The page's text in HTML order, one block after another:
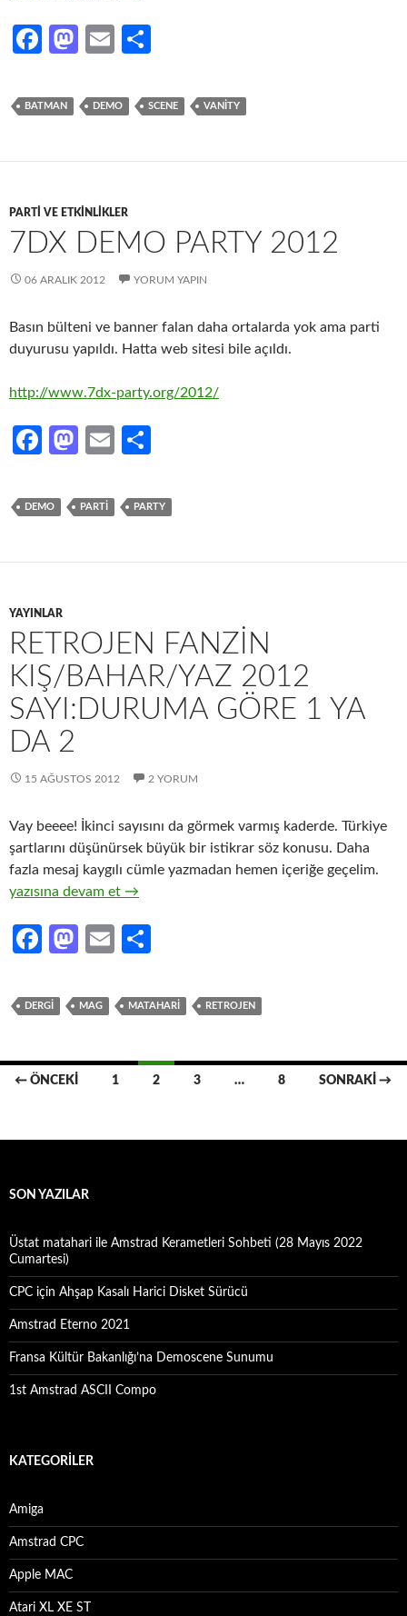
Fa
b
o
M
to
o
E
ail ar
BATMAN DEMO SCENE VANITY
PARTI VE ETKINLIKLER
7DX DEMO PARTY 2012
06 ARALIK 2012 YORUM YAPIN
Basın bülteni ve banner falan daha ortalarda yok ama parti
duyurusu yapıldı. Hatta web sitesi bile açıldı.
http://www.7dx-party.org/2012/
Fa
b
o
M
to
o
E
ail ar
DEMO PARTI PARTY
YAYINLAR
RETROJEN FANZIN
KIŞ/BAHAR/YAZ 2012
SAYI:DURUMA GÖRE 1 YA
DA 2
15 AĞUSTOS 2012 2 YORUM
Vay beeee! İkinci sayısını da görmek varmış kaderde. Türkiye
şartlarını düşünürsek büyük bir istikrar söz konusu. Daha
fazla mesaj kaygılı cümle yazmadan hemen içeriğe geçelim.
Retrojen Fanzin Kış/Bahar/Yaz 2012 Sayı:Duruma göre 1 ya da
yazısına devam et →
Fa
b
o
k
M
to
o
E
ail ar
DERGI MAG MATAHARI RETROJEN
Yazı
← ÖNCEKI 1 2 3 … 8 SONRAKI →
SON YAZILAR
Üstat matahari ile Amstrad Kerametleri Sohbeti (28 Mayıs 2022
Cumartesi)
CPC için Ahşap Kasalı Harici Disket Sürücü
Amstrad Eterno 2021
Fransa Kültür Bakanlığı’na Demoscene Sunumu
1st Amstrad ASCII Compo
KATEGORILER
Amiga
Amstrad CPC
Apple MAC
Atari XL XE ST